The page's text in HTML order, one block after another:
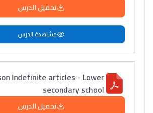
تحميل الدرس
مشاهدة الدرس
Indefinite articles - Lower
secondary school
تحميل الدرس